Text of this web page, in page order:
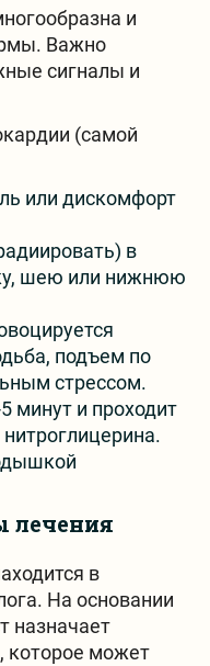
и
Важно
сигналы и
(самой
или дискомфорт
в
шею или нижнюю
подъем по
стрессом.
минут и проходит
лечения
в
На основании
назначает
которое может